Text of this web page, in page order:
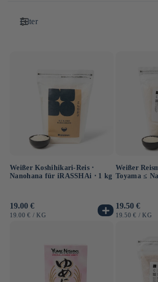
Filter
Weißer Koshihikari-Reis ⋅
Nanohana für iRASSHAi ⋅ 1 kg
Normaler
Preis
19.00 €
GRUNDPREIS
19.00 € / PRO
KG
Weißer
Toyama ≤
Normaler
Preis
19.50 €
GRUNDPREIS
19.50 € / PRO
KG